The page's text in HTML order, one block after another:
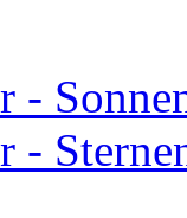
-
-